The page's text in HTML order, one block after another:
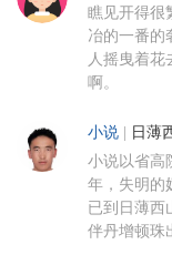
瞧见开得很
冶的一番的
人摇曳着
啊。
小说 日薄
小说以省高
年，失明的
已到日薄西
伴丹增顿珠